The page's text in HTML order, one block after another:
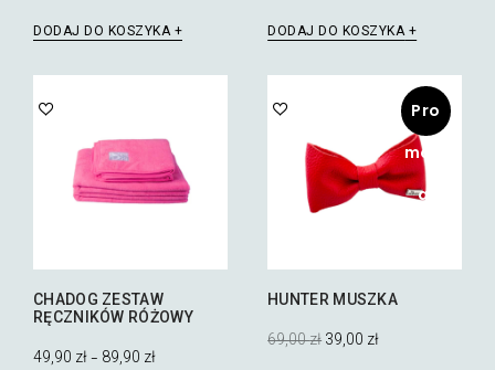
DODAJ DO KOSZYKA DODAJ DO KOSZYKA
CHADOG ZESTAW
RĘCZNIKÓW RÓŻOWY
49,90 zł – 89,90 zł
Pro
mocj
a!
HUNTER MUSZKA
69,00zł Pierwotna
cena
39,00 złAktualna